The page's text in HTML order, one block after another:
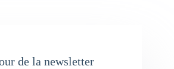
de la newsletter